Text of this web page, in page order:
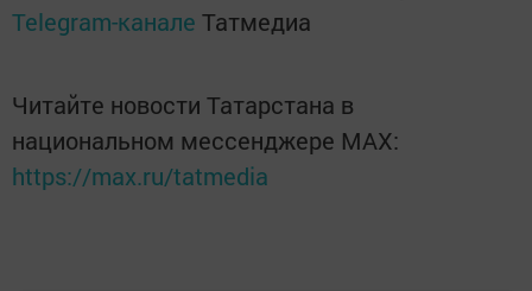
Telegram-канале Татмедиа
Читайте новости Татарстана в
национальном мессенджере MАХ:
https://max.ru/tatmedia